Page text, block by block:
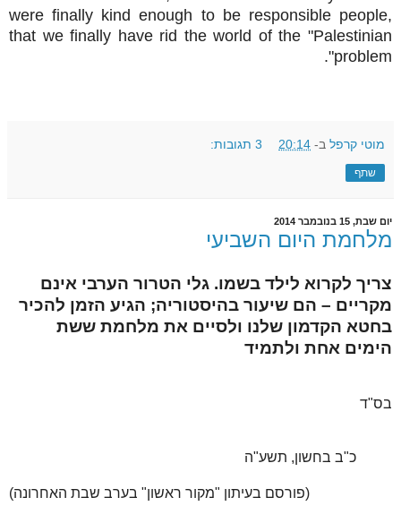
were finally kind enough to be responsible people,
that we finally have rid the world of the "Palestinian
problem".
מוטי קרפל ב- 20:14 3 תגובות:
שתף
יום שבת, 15 בנובמבר 2014
מלחמת היום השביעי
צריך לקרוא לילד בשמו. גלי הטרור הערבי אינם
מקריים – הם שיעור בהיסטוריה; הגיע הזמן להכיר
בחטא הקדמון שלנו ולסיים את מלחמת ששת
הימים אחת ולתמיד
בס"ד
כ"ב בחשון, תשע"ה
(פורסם בעיתון "מקור ראשון" בערב שבת האחרונה)